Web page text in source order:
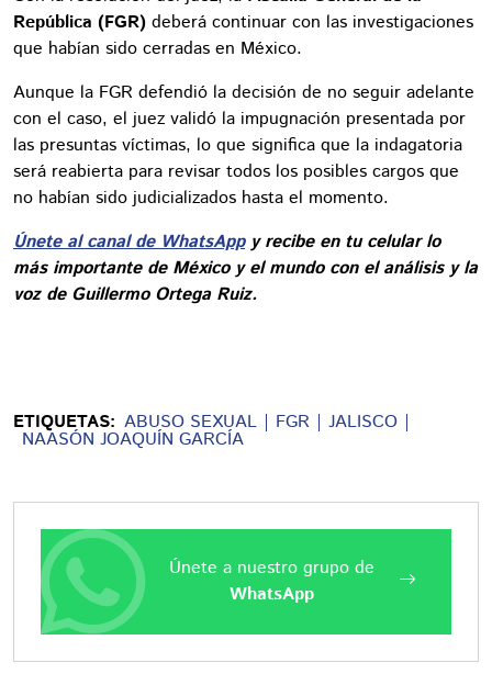
República (FGR) deberá continuar con las investigaciones
que habían sido cerradas en México.
Aunque la FGR defendió la decisión de no seguir adelante
con el caso, el juez validó la impugnación presentada por
las presuntas víctimas, lo que significa que la indagatoria
será reabierta para revisar todos los posibles cargos que
no habían sido judicializados hasta el momento.
Únete al canal de WhatsAppy recibe en tu celular lo
más importante de México y el mundo con el análisis y la
voz de Guillermo Ortega Ruiz.
ETIQUETAS: ABUSO SEXUAL FGR JALISCO
NAASÓN JOAQUÍN GARCÍA
Únete a nuestro grupo de
WhatsApp